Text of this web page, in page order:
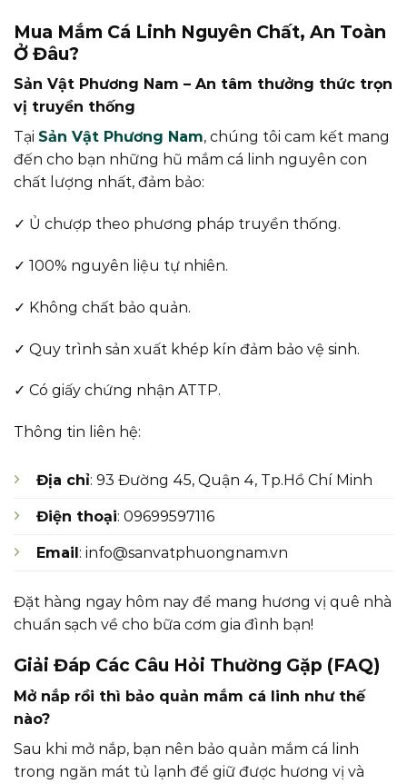
Mua Mắm Cá Linh Nguyên Chất, An Toàn
Ở Đâu?
Sản Vật Phương Nam – An tâm thưởng thức trọn
vị truyền thống
Tại Sản Vật Phương Nam, chúng tôi cam kết mang
đến cho bạn những hũ mắm cá linh nguyên con
chất lượng nhất, đảm bảo:
✓ Ủ chượp theo phương pháp truyền thống.
✓ 100% nguyên liệu tự nhiên.
✓ Không chất bảo quản.
✓ Quy trình sản xuất khép kín đảm bảo vệ sinh.
✓ Có giấy chứng nhận ATTP.
Thông tin liên hệ:
Địa chỉ: 93 Đường 45, Quận 4, Tp.Hồ Chí Minh
Điện thoại: 09699597116
Email: info@sanvatphuongnam.vn
Đặt hàng ngay hôm nay để mang hương vị quê nhà
chuẩn sạch về cho bữa cơm gia đình bạn!
Giải Đáp Các Câu Hỏi Thường Gặp (FAQ)
Mở nắp rồi thì bảo quản mắm cá linh như thế
nào?
Sau khi mở nắp, bạn nên bảo quản mắm cá linh
trong ngăn mát tủ lạnh để giữ được hương vị và